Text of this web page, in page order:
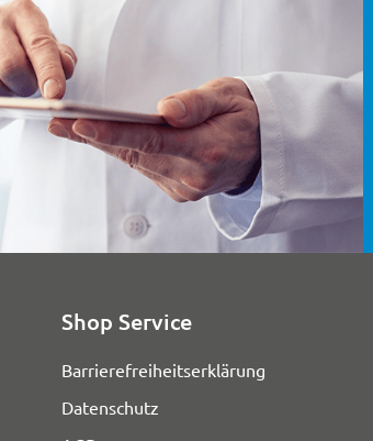
Shop Service
Barrierefreiheitserklärung
Datenschutz